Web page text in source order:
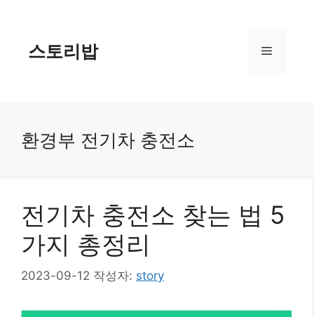
스토리밥 메
환경부 전기차 충전소
전기차 충전소 찾는 법 5
가지 총정리
2023-09-12 작성자: story